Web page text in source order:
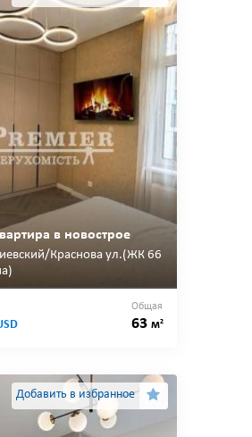
в новострое
Краснова ул.(ЖК 66
Общая
63 м2
Добавить в избранное